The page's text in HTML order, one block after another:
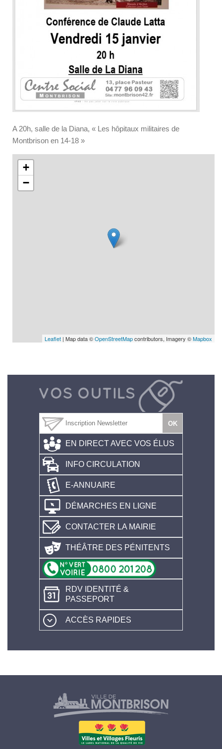
A 20h, salle de la Diana, « Les hôpitaux militaires de
Montbrison en 14-18 »
+
−
Leaflet | Map data ©OpenStreetMapcontributors, Imagery ©Mapbox
EN DIRECT AVEC VOS ÉLUS
INFO CIRCULATION
E-ANNUAIRE
DÉMARCHES EN LIGNE
CONTACTER LA MAIRIE
THÉÂTRE DES PÉNITENTS
RDV IDENTITÉ &
PASSEPORT
ACCÈS RAPIDES